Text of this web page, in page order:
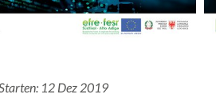
12 Dez 2019